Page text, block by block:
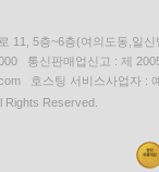
11, 5층~6층(여의도동,일신
통신판매업신고 : 제
호스팅 서비스사업자 :
Rights Reserved.